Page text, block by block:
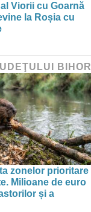
Viorii cu Goarnă
la Roșia cu
BIHOR
zonelor prioritare
Milioane de euro
și a